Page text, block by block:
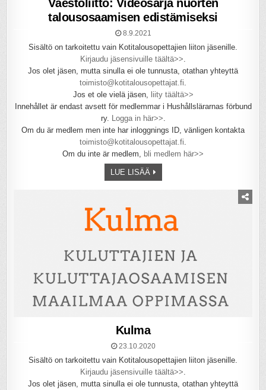
Väestöliitto: Videosarja nuorten
talousosaamisen edistämiseksi
8.9.2021
Sisältö on tarkoitettu vain Kotitalousopettajien liiton jäsenille.
Kirjaudu jäsensivuille täältä>>.
Jos olet jäsen, mutta sinulla ei ole tunnusta, otathan yhteyttä
toimisto@kotitalousopettajat.fi.
Jos et ole vielä jäsen, liity täältä>>
Innehållet är endast avsett för medlemmar i Hushållslärarnas förbund
ry. Logga in här>>.
Om du är medlem men inte har inloggnings ID, vänligen kontakta
toimisto@kotitalousopettajat.fi.
Om du inte är medlem, bli medlem här>>
LUE LISÄÄ
Kulma
23.10.2020
Sisältö on tarkoitettu vain Kotitalousopettajien liiton jäsenille.
Kirjaudu jäsensivuille täältä>>
Jos olet jäsen, mutta sinulla ei ole tunnusta, otathan yhteyttä